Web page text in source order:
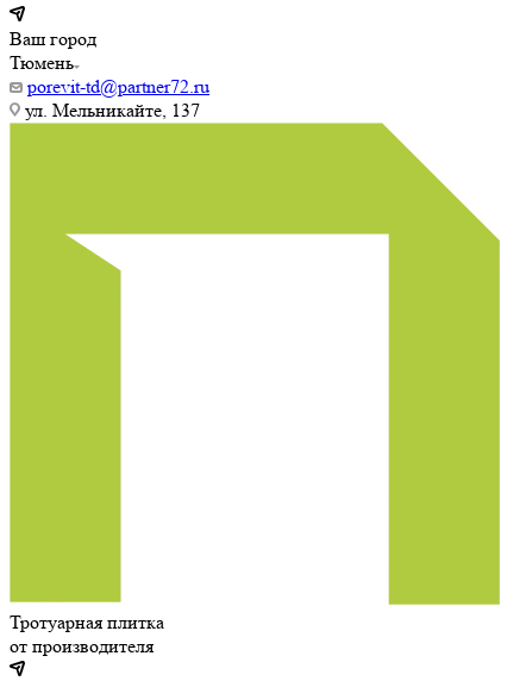
Ваш город
Тюмень
porevit-td@partner72.ru
ул. Мельникайте, 137
Тротуарная плитка
от производителя